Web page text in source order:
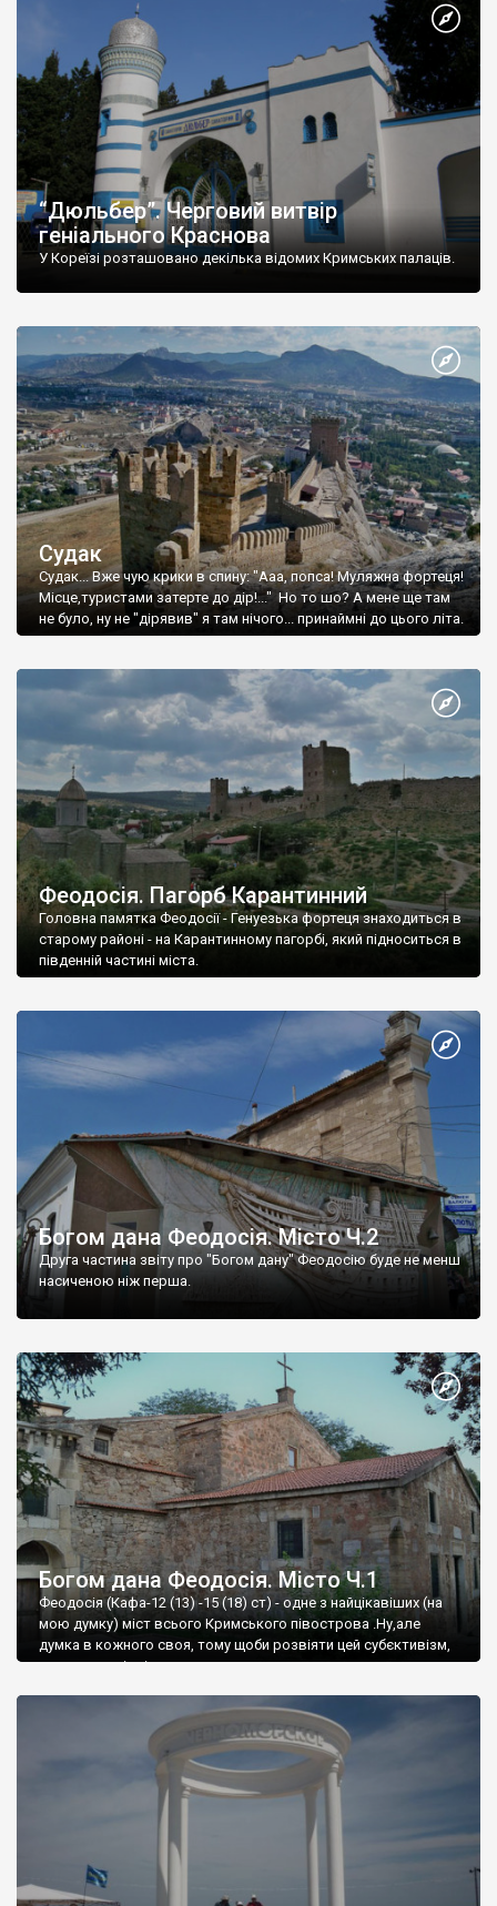
“Дюльбер”. Черговий витвір
геніального Краснова
У Кореїзі розташовано декілька відомих Кримських палаців.
Судак
Судак... Вже чую крики в спину: "Ааа, попса! Муляжна фортеця!
Місце,туристами затерте до дір!..." Но то шо? А мене ще там
не було, ну не "дірявив" я там нічого... принаймні до цього літа.
Феодосія. Пагорб Карантинний
Головна памятка Феодосії - Генуезька фортеця знаходиться в
старому районі - на Карантинному пагорбі, який підноситься в
південній частині міста.
Богом дана Феодосія. Місто Ч.2
Друга частина звіту про "Богом дану" Феодосію буде не менш
насиченою ніж перша.
Богом дана Феодосія. Місто Ч.1
Феодосія (Кафа-12 (13) -15 (18) ст) - одне з найцікавіших (на
мою думку) міст всього Кримського півострова .Ну,але
думка в кожного своя, тому щоби розвіяти цей субєктивізм,
запрошую відвідати це